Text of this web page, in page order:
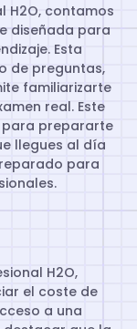
H2O, contamos
diseñada para
Esta
de preguntas,
familiarizarte
real. Este
para prepararte
llegues al día
para
H2O,
el coste de
a una